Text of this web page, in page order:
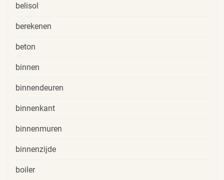
belisol
berekenen
beton
binnen
binnendeuren
binnenkant
binnenmuren
binnenzijde
boiler